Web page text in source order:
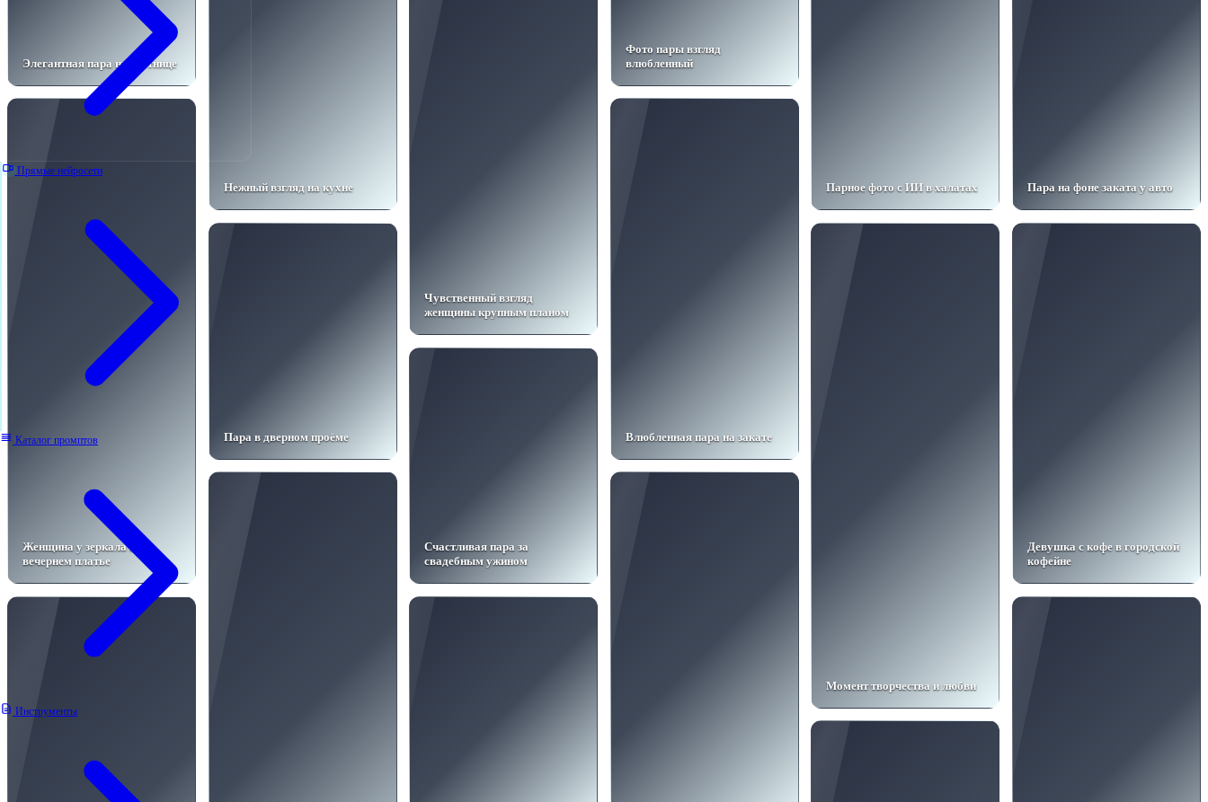
Прямые нейросети
Каталог промптов
Инструменты
Элегантная пара на лестнице
Нежный взгляд на кухне
Фото пары взгляд
влюбленный
Парное фото с ИИ в халатах
Чувственный взгляд
женщины крупным планом
Пара на фоне заката у авто
Женщина у зеркала в
вечернем платье
Влюбленная пара на закате
Пара в дверном проёме
Момент творчества и любви
Девушка с кофе в городской
кофейне
Счастливая пара за
свадебным ужином